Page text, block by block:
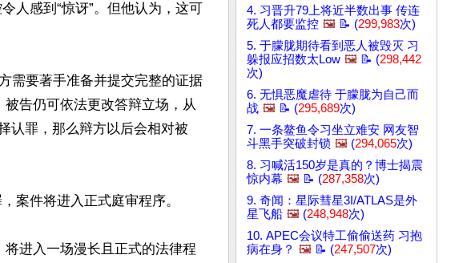
人感到“惊讶”。但他认为，这可
需要著手准备并提交完整的证据
告仍可依法更改答辩立场，从
认罪，那么辩方以后会相对被
案件将进入正式庭审程序。
进入一场漫长且正式的法律程
4. 习晋升79上将近半数出事 传连
死人都要监控 🖼️ 📝 (299,983次)
5. 于朦胧期待看到恶人被毁灭 习
躲报应招数太Low 🖼️ 📝 (298,442
次)
6. 无惧恶魔虐待 于朦胧为自己而
战 🖼️ 📝 (295,689次)
7. 一条鳌鱼令习坐立难安 网友智
斗黑手突破封锁 🖼️ (294,065次)
8. 习喊活150岁是真的？博士揭震
惊内幕 🖼️ 📝 (287,358次)
9. 奇闻：星际彗星3I/ATLAS是外
星飞船 🖼️ (248,948次)
10. APEC会议特工偷偷送药 习抱
病在身？ 🖼️ 📝 (247,507次)